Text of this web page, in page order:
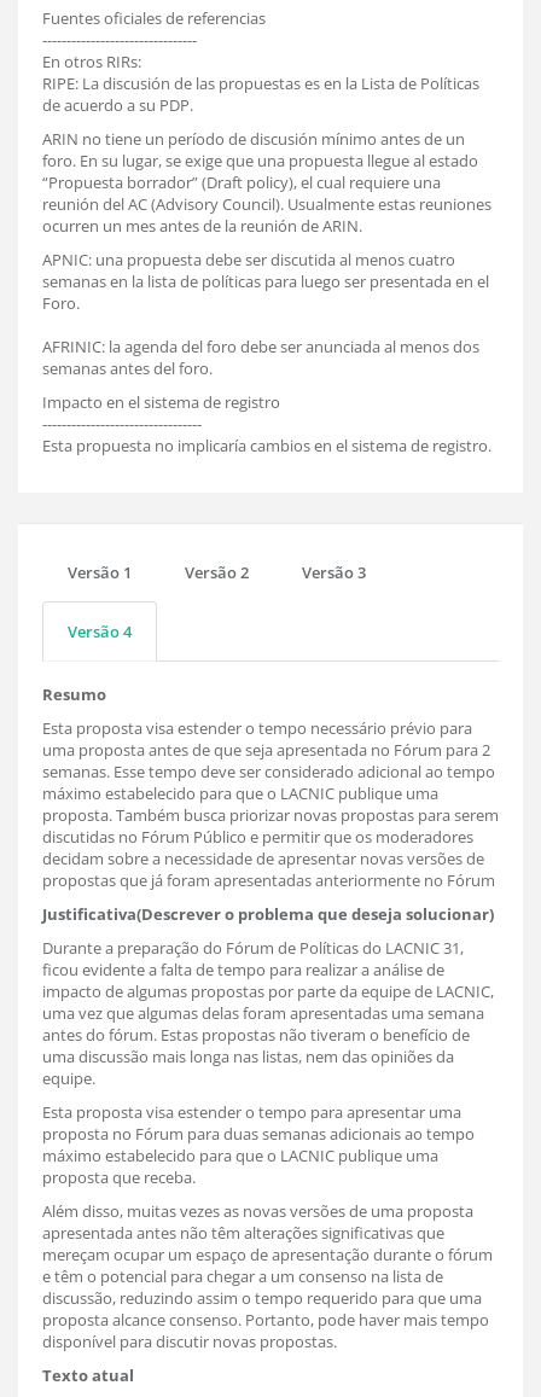
Fuentes oficiales de referencias
--------------------------------
En otros RIRs:
RIPE: La discusión de las propuestas es en la Lista de Políticas
de acuerdo a su PDP.
ARIN no tiene un período de discusión mínimo antes de un
foro. En su lugar, se exige que una propuesta llegue al estado
“Propuesta borrador” (Draft policy), el cual requiere una
reunión del AC (Advisory Council). Usualmente estas reuniones
ocurren un mes antes de la reunión de ARIN.
APNIC: una propuesta debe ser discutida al menos cuatro
semanas en la lista de políticas para luego ser presentada en el
Foro.
AFRINIC: la agenda del foro debe ser anunciada al menos dos
semanas antes del foro.
Impacto en el sistema de registro
---------------------------------
Esta propuesta no implicaría cambios en el sistema de registro.
Versão 1 Versão 2 Versão 3
Versão 4
Resumo
Esta proposta visa estender o tempo necessário prévio para
uma proposta antes de que seja apresentada no Fórum para 2
semanas. Esse tempo deve ser considerado adicional ao tempo
máximo estabelecido para que o LACNIC publique uma
proposta. Também busca priorizar novas propostas para serem
discutidas no Fórum Público e permitir que os moderadores
decidam sobre a necessidade de apresentar novas versões de
propostas que já foram apresentadas anteriormente no Fórum
Justificativa(Descrever o problema que deseja solucionar)
Durante a preparação do Fórum de Políticas do LACNIC 31,
ficou evidente a falta de tempo para realizar a análise de
impacto de algumas propostas por parte da equipe de LACNIC,
uma vez que algumas delas foram apresentadas uma semana
antes do fórum. Estas propostas não tiveram o benefício de
uma discussão mais longa nas listas, nem das opiniões da
equipe.
Esta proposta visa estender o tempo para apresentar uma
proposta no Fórum para duas semanas adicionais ao tempo
máximo estabelecido para que o LACNIC publique uma
proposta que receba.
Além disso, muitas vezes as novas versões de uma proposta
apresentada antes não têm alterações significativas que
mereçam ocupar um espaço de apresentação durante o fórum
e têm o potencial para chegar a um consenso na lista de
discussão, reduzindo assim o tempo requerido para que uma
proposta alcance consenso. Portanto, pode haver mais tempo
disponível para discutir novas propostas.
Texto atual